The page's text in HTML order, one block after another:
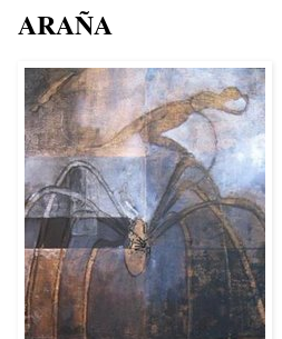
ARAÑA